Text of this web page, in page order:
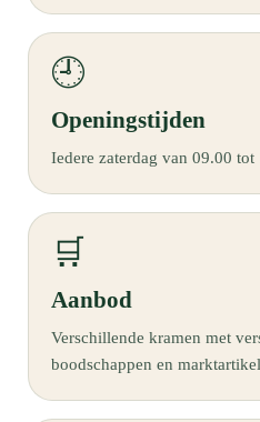
🕘
Openingstijden
Iedere zaterdag van 09.00 tot
🛒
Aanbod
Verschillende kramen met
boodschappen en